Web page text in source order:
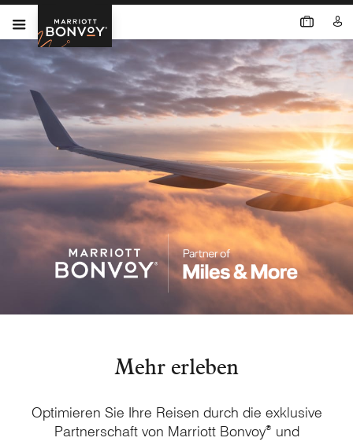
Mehr erleben
Optimieren Sie Ihre Reisen durch die exklusive
Partnerschaft von Marriott Bonvoy®
und